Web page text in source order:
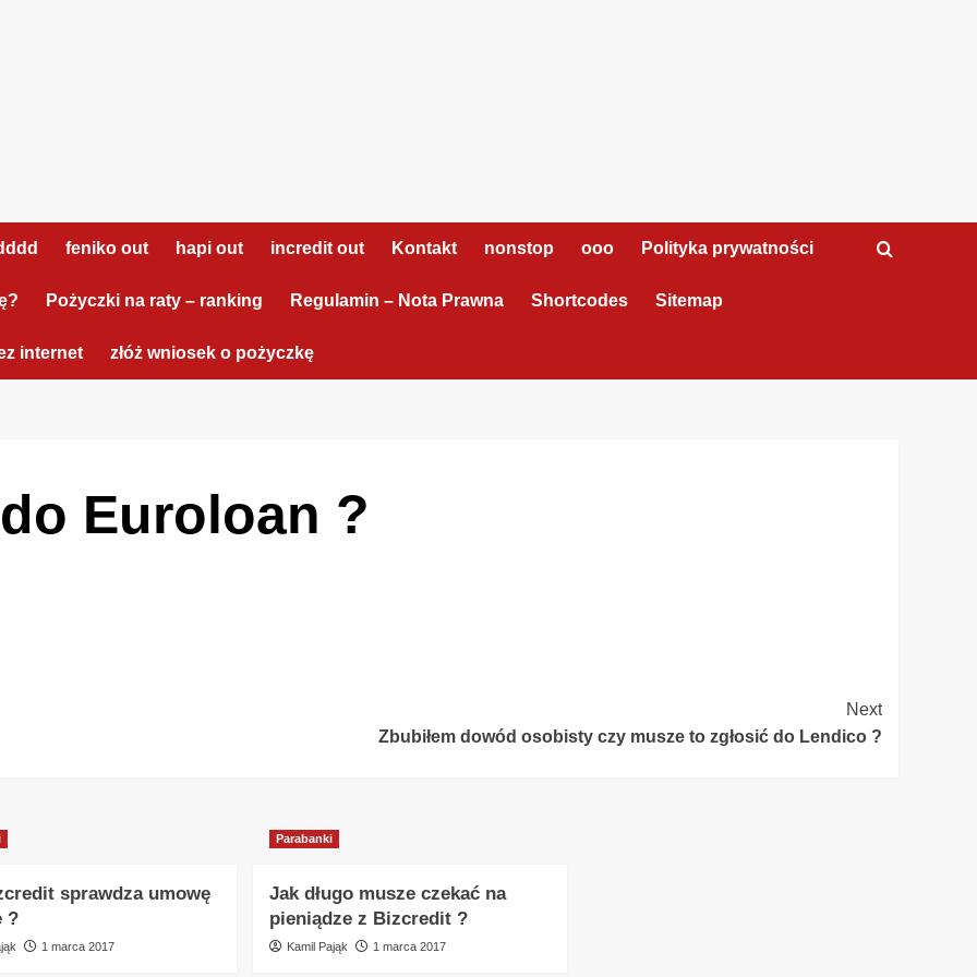
feniko out hapi out incredit out Kontakt nonstop ooo Polityka prywatności
Pożyczki na raty – ranking Regulamin – Nota Prawna Shortcodes Sitemap
internet złóż wniosek o pożyczkę
Euroloan ?
Next
Zbubiłem dowód osobisty czy musze to zgłosić do Lendico ?
sprawdza umowę
?
1 marca 2017
Parabanki
Jak długo musze czekać na
pieniądze z Bizcredit ?
Kamil Pająk 1 marca 2017